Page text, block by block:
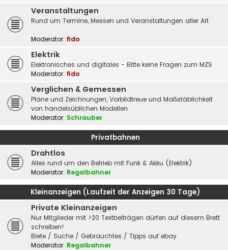
Veranstaltungen
Rund um Termine, Messen und Veranstaltungen aller Art
Moderator: fido
Elektrik
Elektronisches und digitales - Bitte keine Fragen zum MZS
Moderator: fido
Verglichen & Gemessen
Pläne und Zeichnungen, Vorbildtreue und Maßstäblichkeit
von handelsüblichen Modellen
Moderator: Schrauber
Privatbahnen
Drahtlos
Alles rund um den Betrieb mit Funk & Akku (Elektrik)
Moderator: Regalbahner
Kleinanzeigen (Laufzeit der Anzeigen 30 Tage)
Private Kleinanzeigen
Nur Mitglieder mit >20 Textbeiträgen dürfen auf diesem Brett
schreiben!
Biete / Suche / Gebrauchtes / Tipps auf ebay
Moderator: Regalbahner